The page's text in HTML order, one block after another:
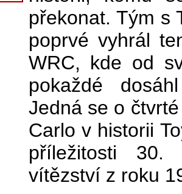
překonat. Tým s
poprvé vyhrál
WRC, kde od
pokaždé
Jedná se o
Carlo v historii
příležitosti 30.
vítězství z roku